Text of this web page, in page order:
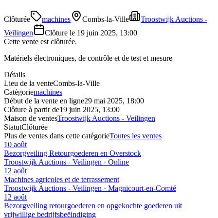
Clôturée machines Combs-la-Ville
Troostwijk Auctions -
Veilingen
Clôture le 19 juin 2025, 13:00
Cette vente est clôturée.
Matériels électroniques, de contrôle et de test et mesure
Détails
Lieu de la venteCombs-la-Ville
Catégoriemachines
Début de la vente en ligne29 mai 2025, 18:00
Clôture à partir de19 juin 2025, 13:00
Maison de ventesTroostwijk Auctions - Veilingen
StatutClôturée
Plus de ventes dans cette catégorieToutes les ventes
10 août
Bezorgveiling Retourgoederen en Overstock
Troostwijk Auctions - Veilingen · Online
12 août
Machines agricoles et de terrassement
Troostwijk Auctions - Veilingen · Magnicourt-en-Comté
12 août
Bezorgveiling retourgoederen en opgekochte goederen uit
vrijwillige bedrijfsbeëindiging